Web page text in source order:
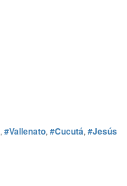
, #Vallenato, #Cucutá, #Jesús